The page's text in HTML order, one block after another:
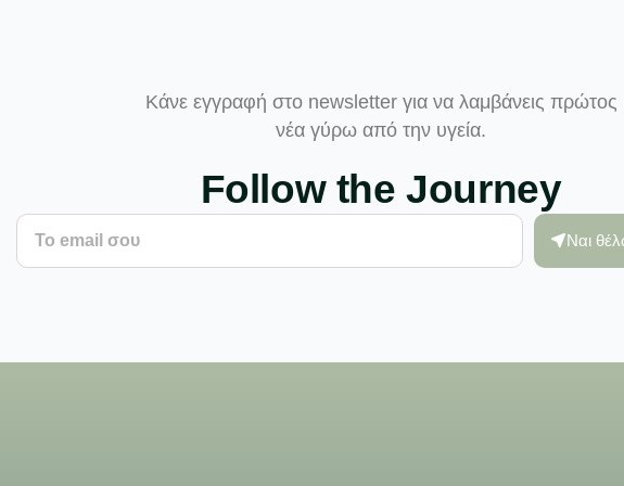
Κάνε εγγραφή στο newsletter για να λαμβάνεις πρώτος
νέα γύρω από την υγεία.
Follow the Journey
Ναι